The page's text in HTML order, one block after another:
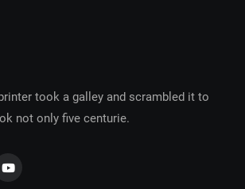
took a galley and scrambled it to
not only five centurie.